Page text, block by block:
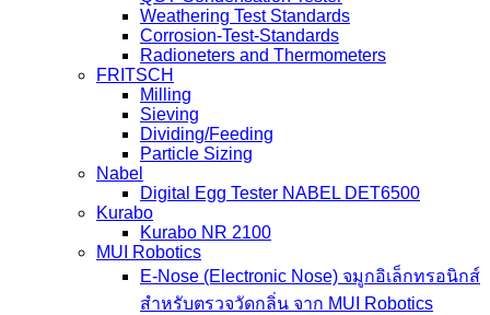
Weathering Test Standards
Corrosion-Test-Standards
Radioneters and Thermometers
FRITSCH
Milling
Sieving
Dividing/Feeding
Particle Sizing
Nabel
Digital Egg Tester NABEL DET6500
Kurabo
Kurabo NR 2100
MUI Robotics
E‑Nose (Electronic Nose) จมูกอิเล็กทรอนิกส์
สำหรับตรวจวัดกลิ่น จาก MUI Robotics